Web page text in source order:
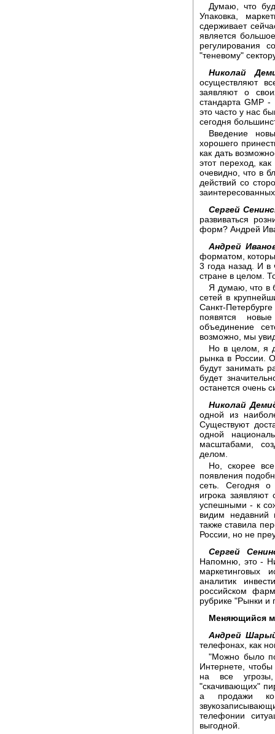
Думаю, что
Упаковка,
сдерживает
является
регулирования
"теневому"
Николай
осуществляют
заявляют о
стандарта GMP
это часто у нас
сегодня
Введение
хорошего
как дать
этот переход,
очевидно, что в
действий со
Сергей
развиваться
форм? Андрей
Андрей
форматом,
3 года назад. И в
стране в целом.
Я думаю, что в
сетей в
Санкт-
появятся
объединение
возможно, мы
Но в целом, я
рынка в России.
будут занимать
будет
останется очень
Николай
одной из
Существуют
одной
масштабами,
делом.
Но, скорее
появления
сеть. Сегодня о
игрока
успешными - к
видим недавний
также ставила
России, но не
Сергей
Напомню, это -
маркетинговых
аналитик
российском
рубрике "Рынки и
Меняющийся
Андрей
телефонах, как
"Можно было
Интернете,
на все
"скачивающих"
а продажи
телефонии
выгодной.